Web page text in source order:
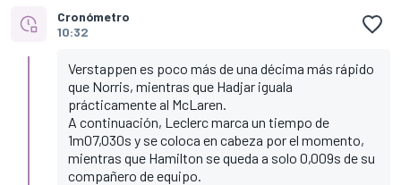
Cronómetro
10:32
Verstappen es poco más de una décima más rápido
que Norris, mientras que Hadjar iguala
prácticamente al McLaren.
A continuación, Leclerc marca un tiempo de
1m07,030s y se coloca en cabeza por el momento,
mientras que Hamilton se queda a solo 0,009s de su
compañero de equipo.